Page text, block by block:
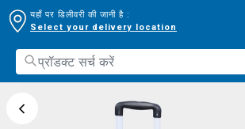
यहाँ पर डिलीवरी की जानी है :
Select your delivery location